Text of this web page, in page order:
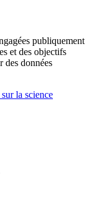
publiquement
et des objectifs
des données
la science